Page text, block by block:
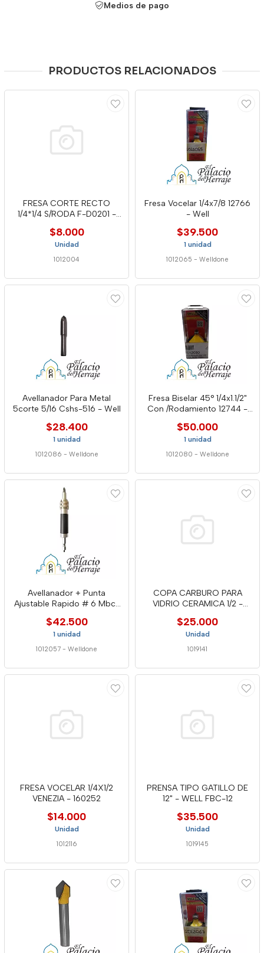
Medios de pago
PRODUCTOS RELACIONADOS
FRESA CORTE RECTO
1/4*1/4 S/RODA F-D0201 -
$8.000
Unidad
1012004
Fresa Vocelar 1/4x7/8 12766
- Well
$39.500
1 unidad
1012065 - Welldone
Avellanador Para Metal
5corte 5/16 Cshs-516 - Well
$28.400
1 unidad
1012086 - Welldone
Fresa Biselar 45° 1/4x1.1/2"
Con /Rodamiento 12744 -
$50.000
1 unidad
1012080 - Welldone
Avellanador + Punta
Ajustable Rapido # 6 Mbc-
$42.500
1 unidad
1012057 - Welldone
COPA CARBURO PARA
VIDRIO CERAMICA 1/2 -
$25.000
Unidad
1019141
FRESA VOCELAR 1/4X1/2
VENEZIA - 160252
$14.000
Unidad
1012116
PRENSA TIPO GATILLO DE
12" - WELL FBC-12
$35.500
Unidad
1019145